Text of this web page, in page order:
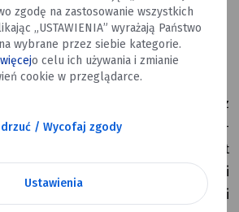
organizatorów Roman Dariusz
Miasta Dęblin, Tomasz Mikusek –
Miasta Dęblin oraz Dariusz Wojdat
Miejskiego Zakładu Gospodarki
z o.o. w Dęblinie uczestniczyli
zgodę na zastosowanie wszystkich
„USTAWIENIA” wyrażają Państwo
wybrane przez siebie kategorie.
o celu ich używania i zmianie
cookie w przeglądarce.
/ Wycofaj zgody
Ustawienia